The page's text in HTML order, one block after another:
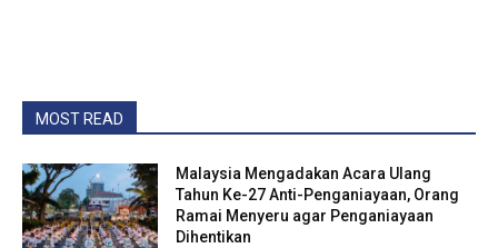
MOST READ
Malaysia Mengadakan Acara Ulang
Tahun Ke-27 Anti-Penganiayaan, Orang
Ramai Menyeru agar Penganiayaan
Dihentikan